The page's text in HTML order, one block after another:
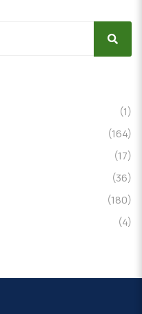
(1)
(164)
(17)
(36)
(180)
(4)